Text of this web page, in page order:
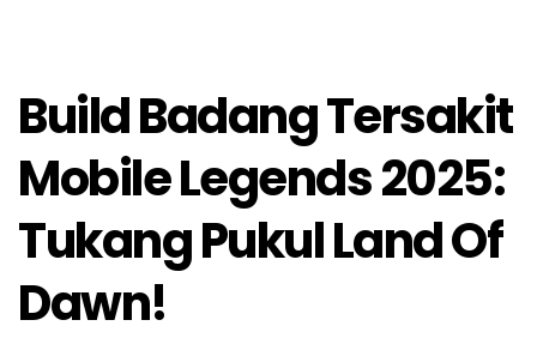
Build Badang Tersakit
Mobile Legends 2025:
Tukang Pukul Land Of
Dawn!